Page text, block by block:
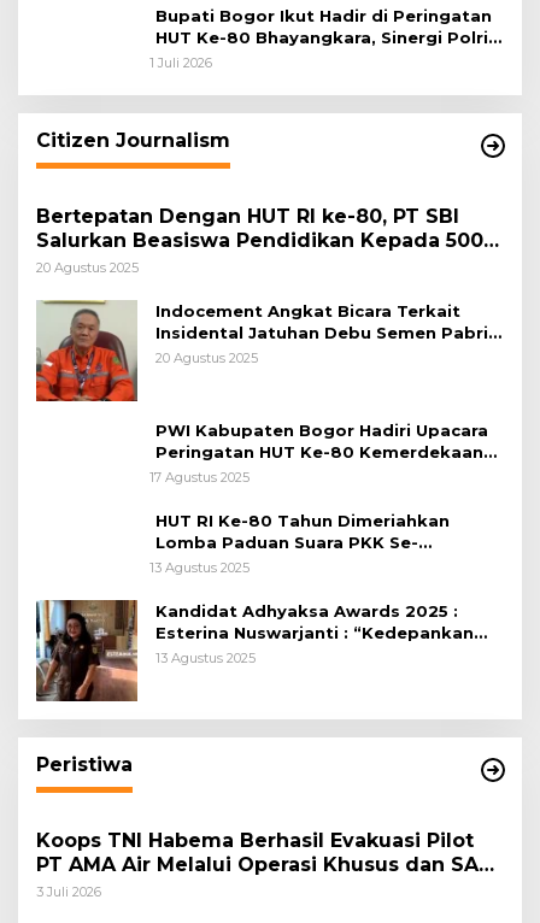
Bupati Bogor Ikut Hadir di Peringatan
HUT Ke-80 Bhayangkara, Sinergi Polri
dan Pemkab Bogor Jadi Kunci Menjaga
1 Juli 2026
Citizen Journalism
Bertepatan Dengan HUT RI ke-80, PT SBI
Salurkan Beasiswa Pendidikan Kepada 500
Pelajar
20 Agustus 2025
Indocement Angkat Bicara Terkait
Insidental Jatuhan Debu Semen Pabrik
Citeureup
20 Agustus 2025
PWI Kabupaten Bogor Hadiri Upacara
Peringatan HUT Ke-80 Kemerdekaan
RI, di Lapangan Tegar Beriman
17 Agustus 2025
HUT RI Ke-80 Tahun Dimeriahkan
Lomba Paduan Suara PKK Se-
Kabupaten Bogor
13 Agustus 2025
Kandidat Adhyaksa Awards 2025 :
Esterina Nuswarjanti : “Kedepankan
Keadilan Restoratif Wujudkan
13 Agustus 2025
Peristiwa
Koops TNI Habema Berhasil Evakuasi Pilot
PT AMA Air Melalui Operasi Khusus dan SAR
Taktis
3 Juli 2026